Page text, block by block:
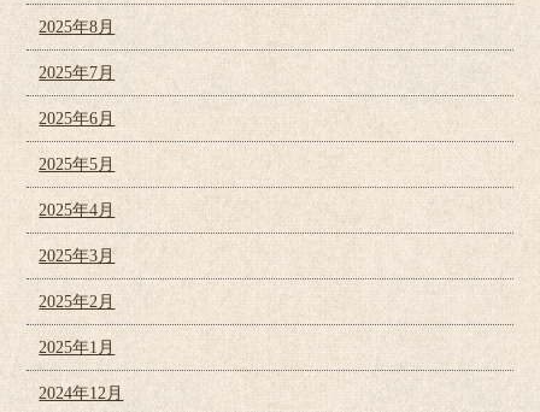
2025年8月
2025年7月
2025年6月
2025年5月
2025年4月
2025年3月
2025年2月
2025年1月
2024年12月